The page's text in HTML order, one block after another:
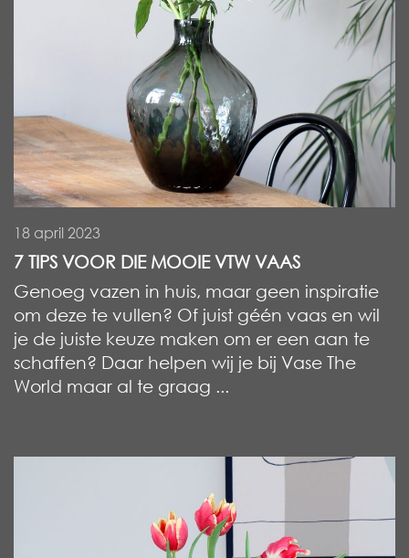
18 april 2023
7 TIPS VOOR DIE MOOIE VTW VAAS
Genoeg vazen in huis, maar geen inspiratie
om deze te vullen? Of juist géén vaas en wil
je de juiste keuze maken om er een aan te
schaffen? Daar helpen wij je bij Vase The
World maar al te graag ...